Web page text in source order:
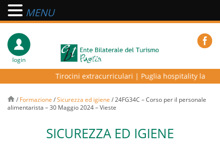
login
Tirocini extracurriculari| Puglia hospitality lab –
/ Formazione /Sicurezza ed igiene /24FG34C – Corso per il personale
alimentarista – 30 Maggio 2024 – Vieste
SICUREZZA ED IGIENE
MENU